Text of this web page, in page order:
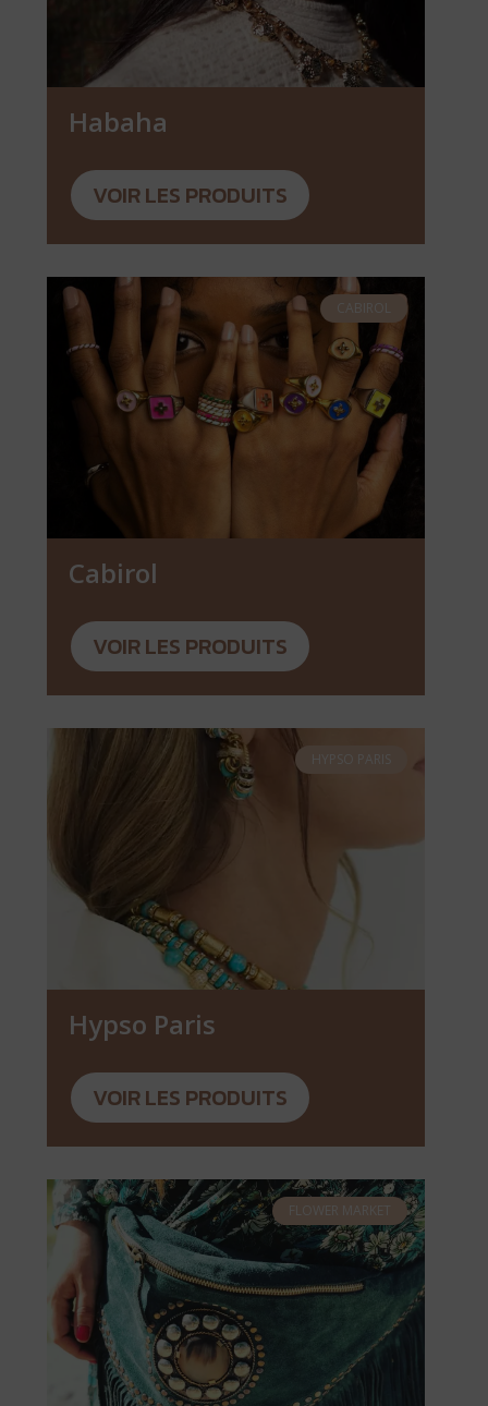
Habaha
VOIR LES PRODUITS
CABIROL
Cabirol
VOIR LES PRODUITS
HYPSO PARIS
Hypso Paris
VOIR LES PRODUITS
FLOWER MARKET